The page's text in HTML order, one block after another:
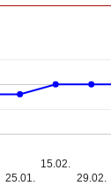
25.01.
15.02.
29.02.